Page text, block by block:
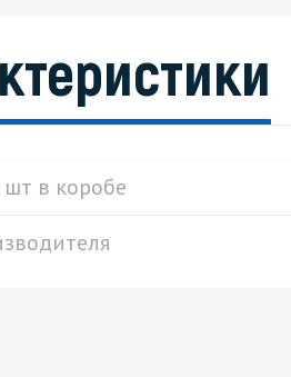
в коробе